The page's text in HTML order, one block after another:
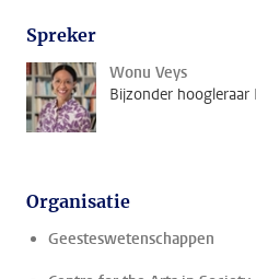
Spreker
Wonu Veys
Bijzonder hoogleraar
Organisatie
Geesteswetenschappen